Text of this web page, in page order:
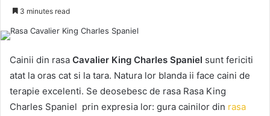
3 minutes read
Cainii din rasa Cavalier King Charles Spaniel sunt fericiti
atat la oras cat si la tara. Natura lor blanda ii face caini de
terapie excelenti. Se deosebesc de rasa Rasa King
Charles Spaniel prin expresia lor: gura cainilor din rasa